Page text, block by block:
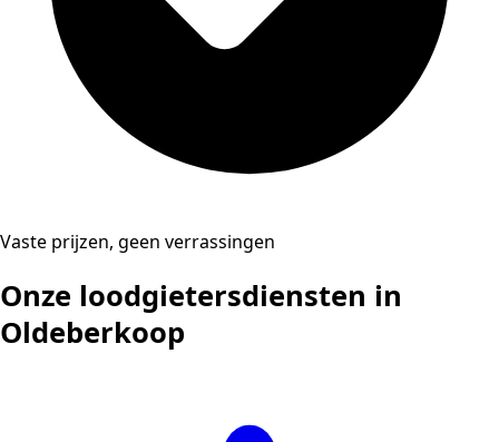
Vaste prijzen, geen verrassingen
Onze loodgietersdiensten in
Oldeberkoop